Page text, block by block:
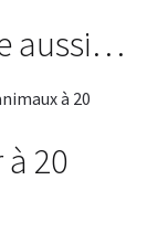
aussi…
20